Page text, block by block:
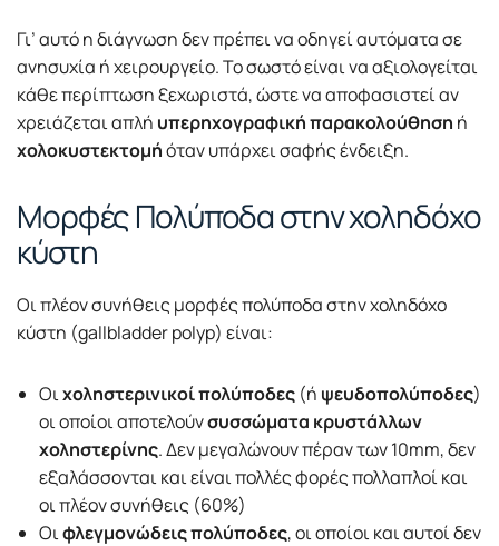
Γι’ αυτό η διάγνωση δεν πρέπει να οδηγεί αυτόματα σε
ανησυχία ή χειρουργείο. Το σωστό είναι να αξιολογείται
κάθε περίπτωση ξεχωριστά, ώστε να αποφασιστεί αν
χρειάζεται απλή υπερηχογραφική παρακολούθηση ή
χολοκυστεκτομήόταν υπάρχει σαφής ένδειξη.
Μορφές Πολύποδα στην χοληδόχο
κύστη
Οι πλέον συνήθεις μορφές πολύποδα στην χοληδόχο
κύστη (gallbladder polyp) είναι:
Οιχοληστερινικοί πολύποδες (ή ψευδοπολύποδες)
οι οποίοι αποτελούνσυσσώματα κρυστάλλων
χοληστερίνης. Δεν μεγαλώνουν πέραν των 10mm, δεν
εξαλάσσονται και είναι πολλές φορές πολλαπλοί και
οι πλέον συνήθεις (60%)
Οιφλεγμονώδεις πολύποδες, οι οποίοι και αυτοί δεν